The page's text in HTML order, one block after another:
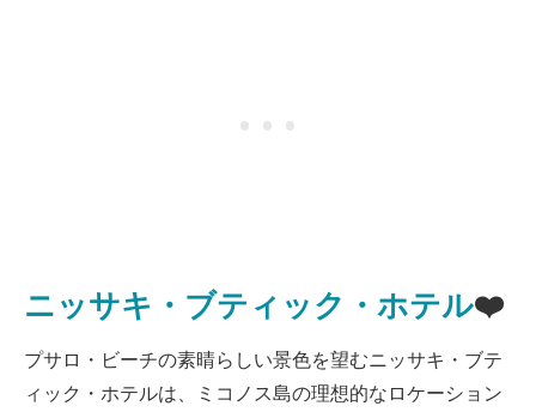
ニッサキ・ブティック・ホテル❤️
プサロ・ビーチの素晴らしい景色を望むニッサキ・ブテ
ィック・ホテルは、ミコノス島の理想的なロケーション